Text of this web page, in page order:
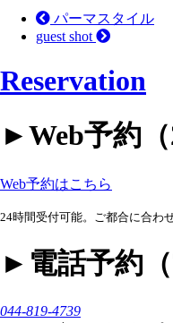
パーマスタイル
guest shot
Reservation
►︎Web予約（
Web予約はこちら
24時間受付可能。ご都合に合わ
►︎電話予約（
044-819-4739